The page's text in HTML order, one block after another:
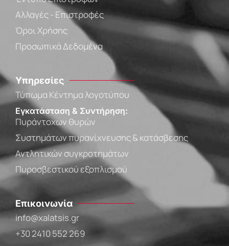
Αλλαγές - Επιστροφές
Όροι Χρήσης
Προσωπικά Δεδομένα
Υπηρεσίες
Τύπωμα Κέντημα λογοτύπου
Εγκατάσταση & Συντήρηση:
Πυράντοχων θυρών
Συστημάτων πυρανίχνευσης & κατάσβεσης
Αντλητικών συγκροτημάτων
Πυροσβεστικού εξοπλισμού
Επικοινωνία
info@xalatsis.gr
+30 2410 552 269